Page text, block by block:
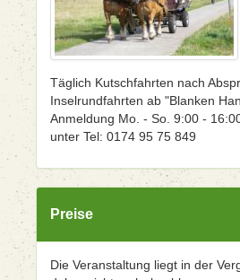
Täglich Kutschfahrten nach
Inselrundfahrten ab "Blanken
Anmeldung Mo. - So. 9:00 -
unter Tel: 0174 95 75 849
Preise
Die Veranstaltung liegt in der